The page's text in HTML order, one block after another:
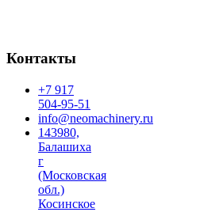
Контакты
+7 917
504-95-51
info@neomachinery.ru
143980,
Балашиха
г
(Московская
обл.)
Косинское